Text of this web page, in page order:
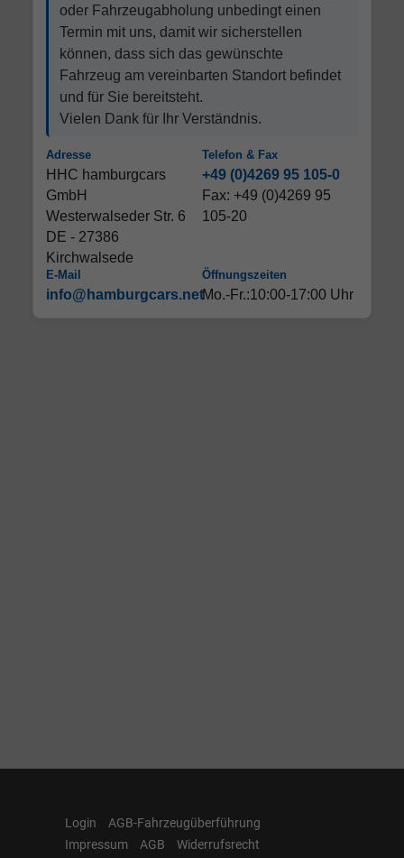
oder Fahrzeugabholung unbedingt einen
Termin mit uns, damit wir sicherstellen
können, dass sich das gewünschte
Fahrzeug am vereinbarten Standort befindet
und für Sie bereitsteht.
Vielen Dank für Ihr Verständnis.
Adresse
HHC hamburgcars
GmbH
Westerwalseder Str. 6
DE - 27386
Kirchwalsede
Telefon & Fax
+49 (0)4269 95 105-0
Fax: +49 (0)4269 95
105-20
E-Mail
info@hamburgcars.net
Öffnungszeiten
Mo.-Fr.:10:00-17:00 Uhr
Login
AGB-Fahrzeugüberführung
Impressum
AGB
Widerrufsrecht